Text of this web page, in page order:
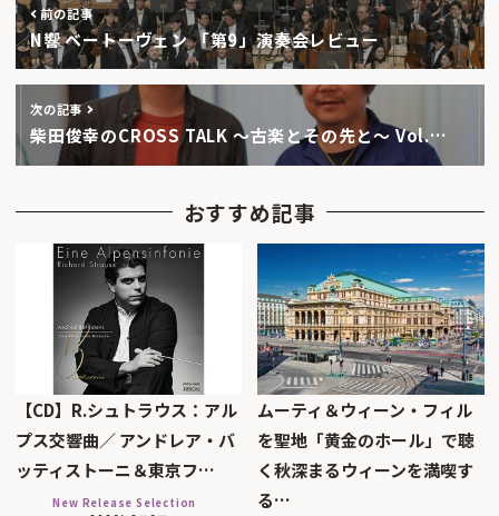
前の記事
N響 ベートーヴェン 「第9」演奏会レビュー
次の記事
柴田俊幸のCROSS TALK 〜古楽とその先と〜 Vol.…
おすすめ記事
【CD】R.シュトラウス：アル
プス交響曲／ アンドレア・バ
ッティストーニ＆東京フ…
New Release Selection
ムーティ＆ウィーン・フィル
を聖地「黄金のホール」で聴
く秋深まるウィーンを満喫す
る…